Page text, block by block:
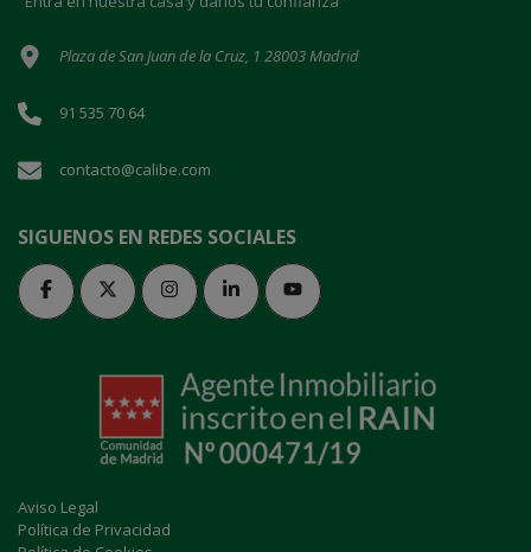
Plaza de San Juan de la Cruz, 1 28003 Madrid
91 535 70 64
contacto@calibe.com
SIGUENOS EN REDES SOCIALES
Aviso Legal
Política de Privacidad